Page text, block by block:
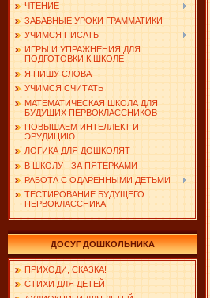
ЧТЕНИЕ
ЗАБАВНЫЕ УРОКИ ГРАММАТИКИ
УЧИМСЯ ПИСАТЬ
ИГРЫ И УПРАЖНЕНИЯ ДЛЯ
ПОДГОТОВКИ К ШКОЛЕ
Я ПИШУ СЛОВА
УЧИМСЯ СЧИТАТЬ
МАТЕМАТИЧЕСКАЯ ШКОЛА ДЛЯ
БУДУЩИХ ПЕРВОКЛАССНИКОВ
ПОВЫШАЕМ ИНТЕЛЛЕКТ И
ЭРУДИЦИЮ
ЛОГИКА ДЛЯ ДОШКОЛЯТ
В ШКОЛУ - ЗА ПЯТЕРКАМИ
РАБОТА С ОДАРЕННЫМИ ДЕТЬМИ
ТЕСТИРОВАНИЕ БУДУЩЕГО
ПЕРВОКЛАССНИКА
ДОСУГ ДОШКОЛЬНИКА
ПРИХОДИ, СКАЗКА!
СТИХИ ДЛЯ ДЕТЕЙ